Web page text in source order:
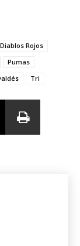
Diablos Rojos
Pumas
Tri